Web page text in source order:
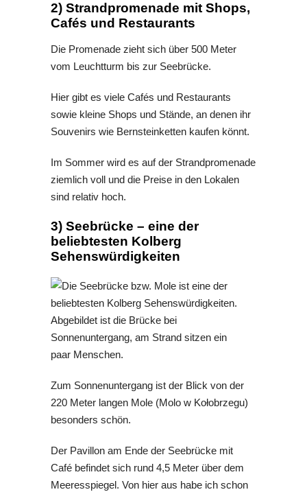
2) Strandpromenade mit Shops,
Cafés und Restaurants
Die Promenade zieht sich über 500 Meter
vom Leuchtturm bis zur Seebrücke.
Hier gibt es viele Cafés und Restaurants
sowie kleine Shops und Stände, an denen ihr
Souvenirs wie Bernsteinketten kaufen könnt.
Im Sommer wird es auf der Strandpromenade
ziemlich voll und die Preise in den Lokalen
sind relativ hoch.
3) Seebrücke – eine der
beliebtesten Kolberg
Sehenswürdigkeiten
Zum Sonnenuntergang ist der Blick von der
220 Meter langen Mole (Molo w Kołobrzegu)
besonders schön.
Der Pavillon am Ende der Seebrücke mit
Café befindet sich rund 4,5 Meter über dem
Meeresspiegel. Von hier aus habe ich schon